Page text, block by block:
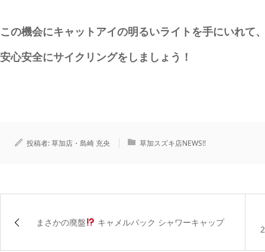
この機会にキャットアイの明るいライトを手にいれて
安心安全にサイクリングをしましょう！
投稿者:草加店・島崎 充央 草加スズキ店NEWS!!
まさかの廃盤 キャメルバック シャワーキャップ